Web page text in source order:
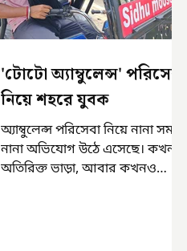
'টোটো অ্যাম্বুলেন্স' পরিসেবা
নিয়ে শহরে যুবক
অ্যাম্বুলেন্স পরিসেবা নিয়ে নানা সময়
নানা অভিযোগ উঠে এসেছে। কখনও
অতিরিক্ত ভাড়া, আবার কখনও